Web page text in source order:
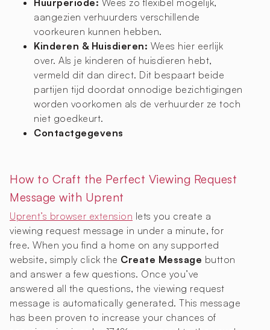
aangezien verhuurders verschillende
voorkeuren kunnen hebben.
Kinderen & Huisdieren: Wees hier eerlijk
over. Als je kinderen of huisdieren hebt,
vermeld dit dan direct. Dit bespaart beide
partijen tijd doordat onnodige bezichtigingen
worden voorkomen als de verhuurder ze toch
niet goedkeurt.
Contactgegevens
How to Craft the Perfect Viewing Request
Message with Uprent
Uprent’s browser extension lets you create a
viewing request message in under a minute, for
free. When you find a home on any supported
website, simply click the Create Message button
and answer a few questions. Once you’ve
answered all the questions, the viewing request
message is automatically generated. This message
has been proven to increase your chances of